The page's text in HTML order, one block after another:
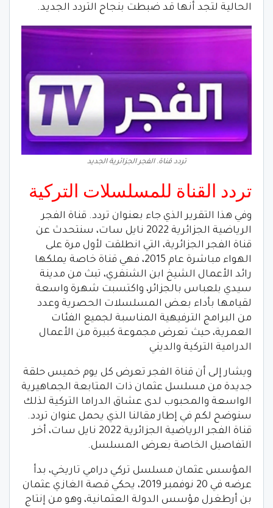
الحالية لتجد أنها قد ضبطت بنجاح التردد الجديد.
تردد قناة. الفجر الجزائرية الجديد
تردد القناة للمسلسلات التركية
وفي هذا التقرير الذي جاء بعنوان تردد. قناة الفجر
الرياضية الجزائرية 2022 نايل سات، سنتحدث عن
قناة الفجر الجزائرية، التي انطلقت لأول مرة على
الهواء مباشرة عام 2015، فهي قناة خاصة يملكها
رائد الأعمال الشيخ ابن الشنفري، تبث من مدينة
سيدي بلعباس بالجزائر، واكتسبت شهرة واسعة
لقيامها بأداء بعض المسلسلات الحصرية وعدد
من البرامج الترفيهية المناسبة لجميع الفئات
العمرية، حيث تعرض مجموعة كبيرة من الأعمال
الدرامية التركية والديني
ويشار إلى أن قناة الفجر تعرض كل يوم خميس حلقة
جديدة من مسلسل عثمان ذات المتابعة الجماهيرية
الواسعة والمحبوب لدى عشاق الدراما التركية لذلك
سنوضح لكم في إطار مقالنا الذي يحمل عنوان تردد.
قناة الفجر الرياضية الجزائرية 2022 نايل سات، أخر
التفاصيل الخاصة بعرض المسلسل.
المؤسس عثمان ‏مسلسل تركي درامي تاريخي، بدأ
عرضه في 20 نوفمبر 2019، يحكي قصة الغازي عثمان
بن أرطغرل مؤسس الدولة العثمانية، وهو من إنتاج